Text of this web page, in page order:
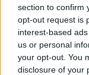
section to confirm
opt-out request is
interest-based
us or personal
your opt-out. You
disclosure of your